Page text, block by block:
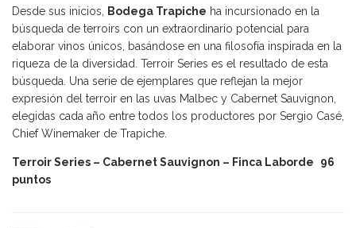
Desde sus inicios, Bodega Trapiche ha incursionado en la
búsqueda de terroirs con un extraordinario potencial para
elaborar vinos únicos, basándose en una filosofía inspirada en la
riqueza de la diversidad. Terroir Series es el resultado de esta
búsqueda. Una serie de ejemplares que reflejan la mejor
expresión del terroir en las uvas Malbec y Cabernet Sauvignon,
elegidas cada año entre todos los productores por Sergio Casé,
Chief Winemaker de Trapiche.
Terroir Series – Cabernet Sauvignon – Finca Laborde
96
puntos